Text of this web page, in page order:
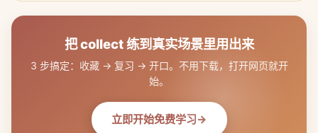
把 collect 练到真实场景里用出来
3 步搞定：收藏 → 复习 → 开口。不用下载，打开网页就开
始。
立即开始免费学习